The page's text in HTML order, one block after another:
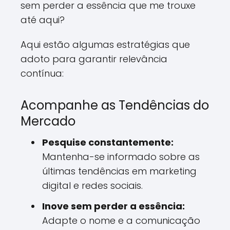
sem perder a essência que me trouxe
até aqui?
Aqui estão algumas estratégias que
adoto para garantir relevância
contínua:
Acompanhe as Tendências do
Mercado
Pesquise constantemente:
Mantenha-se informado sobre as
últimas tendências em marketing
digital e redes sociais.
Inove sem perder a essência:
Adapte o nome e a comunicação